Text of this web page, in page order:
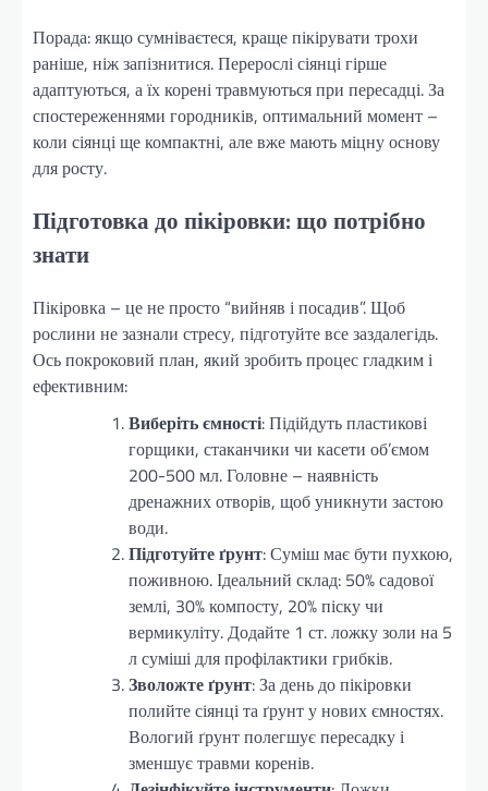
Порада: якщо сумніваєтеся, краще пікірувати трохи
раніше, ніж запізнитися. Перерослі сіянці гірше
адаптуються, а їх корені травмуються при пересадці. За
спостереженнями городників, оптимальний момент –
коли сіянці ще компактні, але вже мають міцну основу
для росту.
Підготовка до пікіровки: що потрібно
знати
Пікіровка – це не просто “вийняв і посадив”. Щоб
рослини не зазнали стресу, підготуйте все заздалегідь.
Ось покроковий план, який зробить процес гладким і
ефективним:
Виберіть ємності: Підійдуть пластикові
горщики, стаканчики чи касети об’ємом
200-500 мл. Головне – наявність
дренажних отворів, щоб уникнути застою
води.
Підготуйте ґрунт: Суміш має бути пухкою,
поживною. Ідеальний склад: 50% садової
землі, 30% компосту, 20% піску чи
вермикуліту. Додайте 1 ст. ложку золи на 5
л суміші для профілактики грибків.
Зволожте ґрунт: За день до пікіровки
полийте сіянці та ґрунт у нових ємностях.
Вологий ґрунт полегшує пересадку і
зменшує травми коренів.